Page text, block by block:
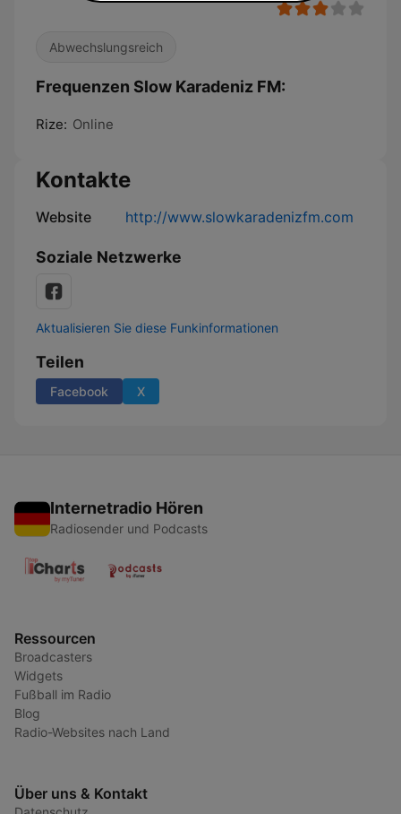
Abwechslungsreich
Frequenzen Slow Karadeniz FM:
Rize: Online
Kontakte
Website http://www.slowkaradenizfm.com
Soziale Netzwerke
Aktualisieren Sie diese Funkinformationen
Teilen
Facebook X
Internetradio Hören
Radiosender und Podcasts
Ressourcen
Broadcasters
Widgets
Fußball im Radio
Blog
Radio-Websites nach Land
Über uns & Kontakt